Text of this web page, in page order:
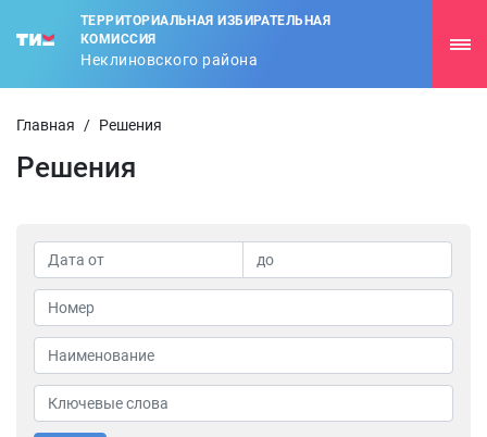
ТЕРРИТОРИАЛЬНАЯ ИЗБИРАТЕЛЬНАЯ
КОМИССИЯ
Неклиновского района
Главная / Решения
Решения